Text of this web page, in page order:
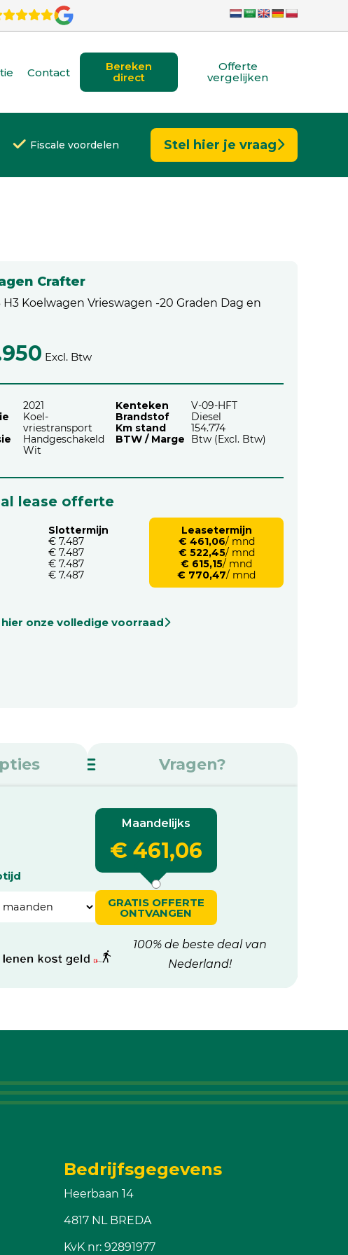
Contact
Bereken
direct
Offerte
vergelijken
Fiscale voordelen Stel hier je vraag
Crafter
H3 Koelwagen Vrieswagen -20 Graden Dag en
Excl. Btw
2021
Koel-
vriestransport
Handgeschakeld
Wit
Kenteken
V-09-HFT
Brandstof
Diesel
Km stand
154.774
BTW / Marge
Btw (Excl. Btw)
lease offerte
Slottermijn
€ 7.487
€ 7.487
€ 7.487
€ 7.487
Leasetermijn
€ 461,06/ mnd
€ 522,45/ mnd
€ 615,15/ mnd
€ 770,47/ mnd
onze volledige voorraad
Vragen?
Maandelijks
€ 461,06
GRATIS OFFERTE
ONTVANGEN
100% de beste deal van
Nederland!
Bedrijfsgegevens
Heerbaan 14
4817 NL BREDA
KvK nr: 92891977